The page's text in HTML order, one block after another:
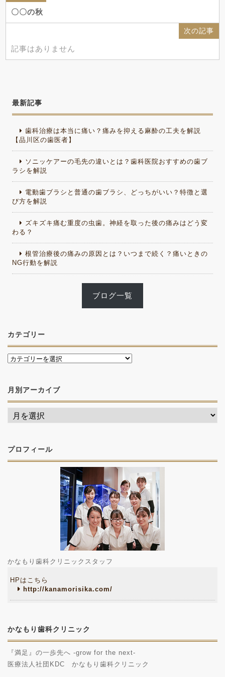
〇〇の秋
次の記事
記事はありません
最新記事
歯科治療は本当に痛い？痛みを抑える麻酔の工夫を解説
【品川区の歯医者】
ソニッケアーの毛先の違いとは？歯科医院おすすめの歯ブ
ラシを解説
電動歯ブラシと普通の歯ブラシ、どっちがいい？特徴と選
び方を解説
ズキズキ痛む重度の虫歯。神経を取った後の痛みはどう変
わる？
根管治療後の痛みの原因とは？いつまで続く？痛いときの
NG行動を解説
ブログ一覧
カテゴリー
月別アーカイブ
プロフィール
かなもり歯科クリニックスタッフ
HPはこちら
http://kanamorisika.com/
かなもり歯科クリニック
『満足』の一歩先へ -grow for the next-
医療法人社団KDC かなもり歯科クリニック